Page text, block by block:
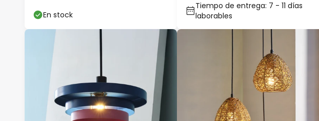
En stock
Tiempo de entrega: 7 - 11 días
laborables